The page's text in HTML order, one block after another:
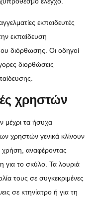
εκπαιδευτές
εκπαίδευση
διόρθωσης. Οι οδηγοί
διορθώσεις
χρηστών
τα ήσυχα
χρηστών γενικά κλίνουν
αναφέροντας
για το σκύλο. Τα λουριά
τους σε συγκεκριμένες
σε κτηνίατρο ή για τη